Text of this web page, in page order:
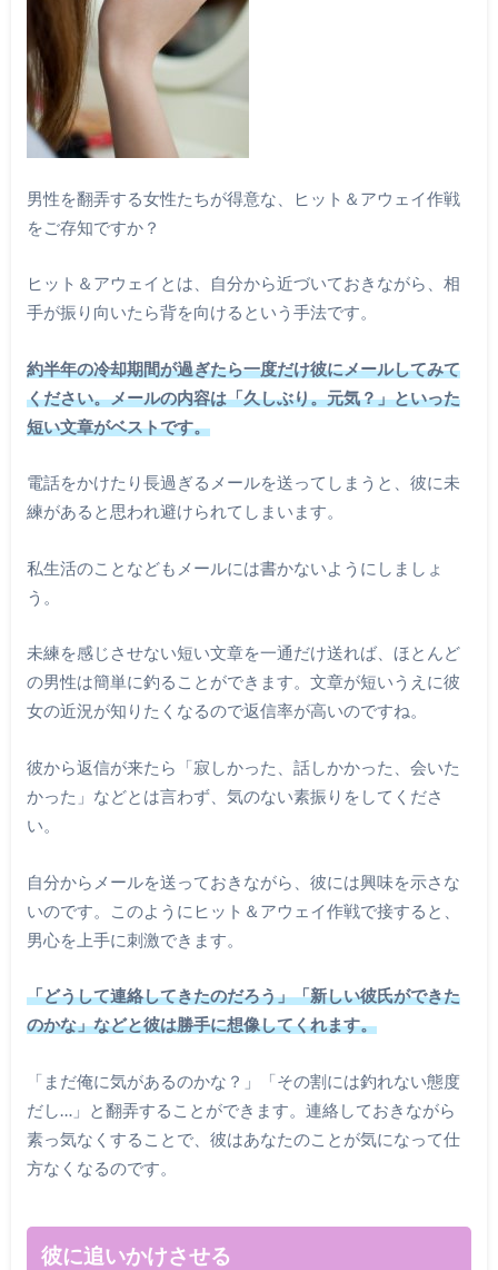
男性を翻弄する女性たちが得意な、ヒット＆アウェイ作戦
をご存知ですか？
ヒット＆アウェイとは、自分から近づいておきながら、相
手が振り向いたら背を向けるという手法です。
約半年の冷却期間が過ぎたら一度だけ彼にメールしてみて
ください。メールの内容は「久しぶり。元気？」といった
短い文章がベストです。
電話をかけたり長過ぎるメールを送ってしまうと、彼に未
練があると思われ避けられてしまいます。
私生活のことなどもメールには書かないようにしましょ
う。
未練を感じさせない短い文章を一通だけ送れば、ほとんど
の男性は簡単に釣ることができます。文章が短いうえに彼
女の近況が知りたくなるので返信率が高いのですね。
彼から返信が来たら「寂しかった、話しかかった、会いた
かった」などとは言わず、気のない素振りをしてくださ
い。
自分からメールを送っておきながら、彼には興味を示さな
いのです。このようにヒット＆アウェイ作戦で接すると、
男心を上手に刺激できます。
「どうして連絡してきたのだろう」「新しい彼氏ができた
のかな」などと彼は勝手に想像してくれます。
「まだ俺に気があるのかな？」「その割には釣れない態度
だし…」と翻弄することができます。連絡しておきながら
素っ気なくすることで、彼はあなたのことが気になって仕
方なくなるのです。
彼に追いかけさせる